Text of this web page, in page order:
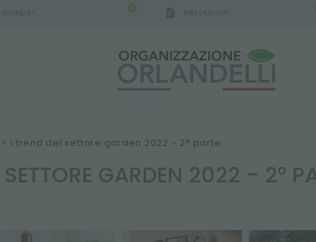
0
> i trend del settore garden 2022 - 2° parte
SETTORE GARDEN 2022 - 2°